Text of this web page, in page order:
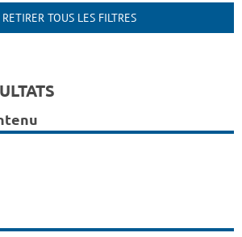
RETIRER TOUS LES FILTRES